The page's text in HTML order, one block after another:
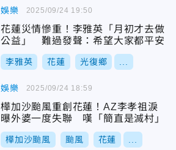
娛樂
花蓮災情慘重！李雅英「月初才去做
公益」 難過發聲：希望大家都平安
李雅英 花蓮 光復鄉
2025/09/24 19:50
娛樂
樺加沙颱風重創花蓮！AZ李孝祖淚
曝外婆一度失聯 嘆「簡直是滅村」
樺加沙颱風 颱風 花蓮
2025/09/24 18:59